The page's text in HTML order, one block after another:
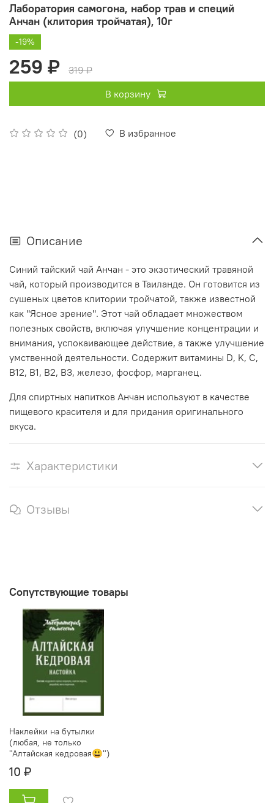
Лаборатория самогона, набор трав и специй
Анчан (клитория тройчатая), 10г
(0) В избранное
-19%
259 ₽
319 ₽
В корзину
Описание
Синий тайский чай Анчан - это экзотический травяной
чай, который производится в Таиланде. Он готовится из
сушеных цветов клитории тройчатой, также известной
как "Ясное зрение". Этот чай обладает множеством
полезных свойств, включая улучшение концентрации и
внимания, успокаивающее действие, а также улучшение
умственной деятельности. Содержит витамины D, K, C,
B12, B1, B2, B3, железо, фосфор, марганец.
Для спиртных напитков Анчан используют в качестве
пищевого красителя и для придания оригинального
вкуса.
Характеристики
Отзывы
Сопутствующие товары
Наклейки на бутылки
(любая, не только
"Алтайская кедровая😃")
10 ₽